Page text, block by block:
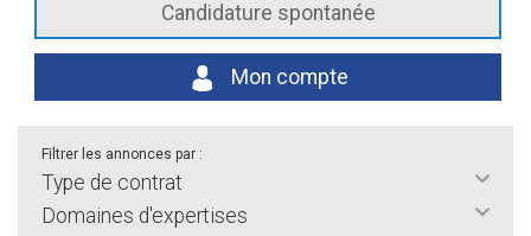
Candidature spontanée
Mon compte
Filtrer les annonces par :
Type de contrat
Domaines d'expertises